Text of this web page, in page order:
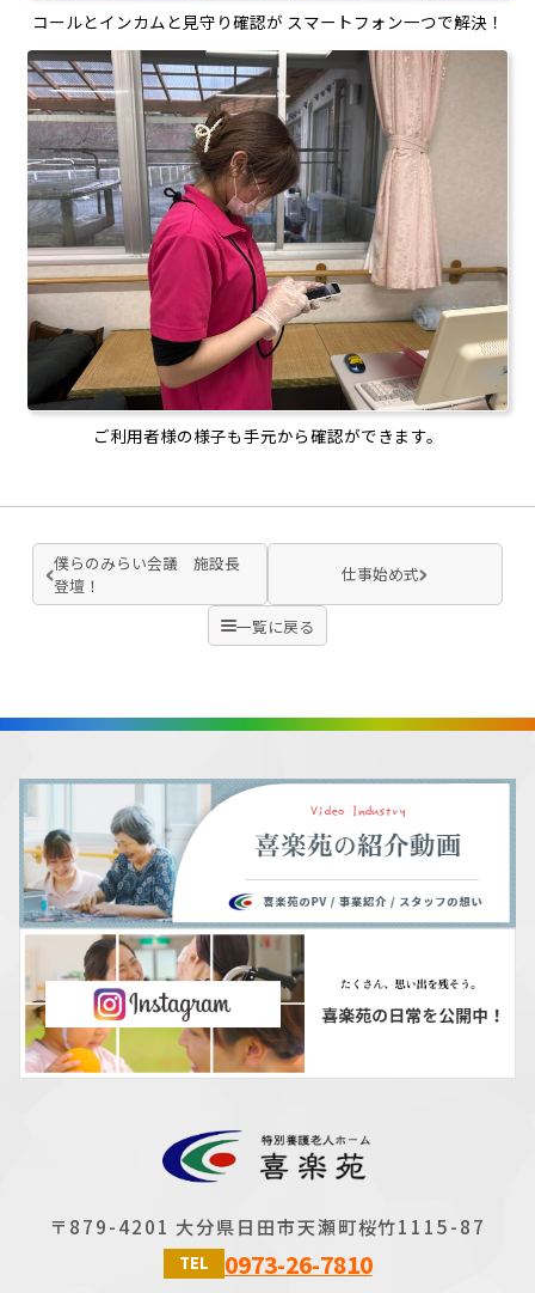
コールとインカムと見守り確認が スマートフォン一つで解決！
ご利用者様の様子も手元から確認ができます。
一覧に戻る
僕らのみらい会議 施設長
登壇！
仕事始め式
〒879-4201 大分県日田市天瀬町桜竹1115-87
TEL 0973-26-7810